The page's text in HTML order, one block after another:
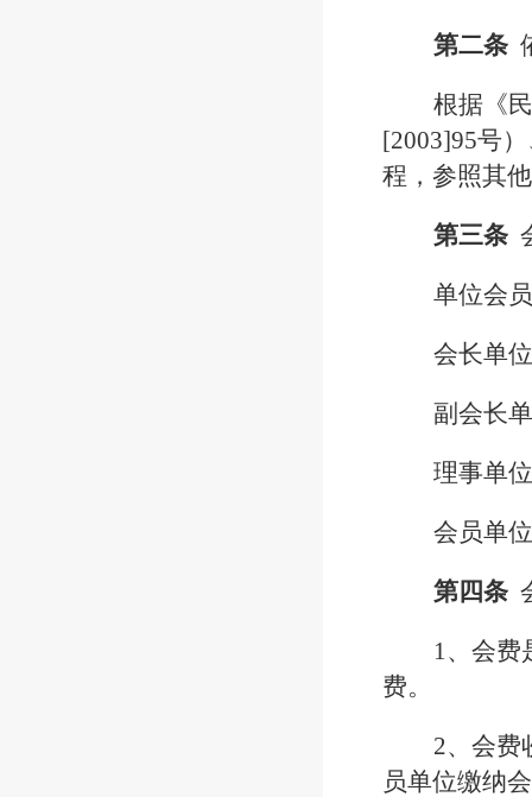
第二条
根据《
[2003]95号
程，参照其
第三条
单位会
会长单
副会长
理事单
会员单
第四条
1、会费
费。
2、会费
员单位缴纳